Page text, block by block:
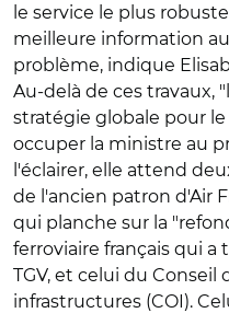
le service le plus
meilleure information
problème, indique
Au-delà de ces travaux,
stratégie globale pour le
occuper la ministre au
l'éclairer, elle attend
de l'ancien patron d'Air
qui planche sur la
ferroviaire français qui
TGV, et celui du
infrastructures (COI).